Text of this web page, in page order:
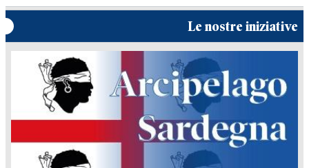
Le nostre iniziative